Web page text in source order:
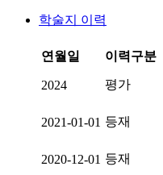
학술지 이력
연월일
이력구분
2024 평가
2021-01-01 등재
2020-12-01 등재